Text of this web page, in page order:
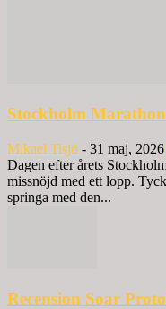
Stockholm
Mikael Tisjö - 31 maj, 2026
Dagen efter årets
missnöjd med ett lopp.
springa med den...
Recension Soar